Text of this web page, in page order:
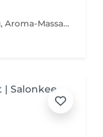
5 Zonen Haarwäsche, Pflege, Schnitt, Styling, Aroma-Massage